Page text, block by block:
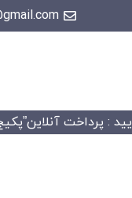
: پرداخت آنلاین”پکیج های